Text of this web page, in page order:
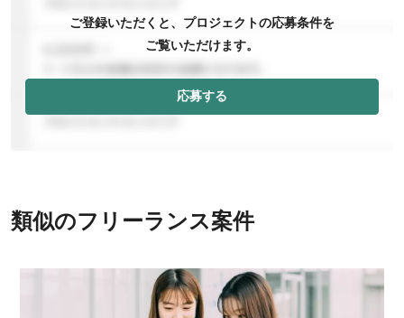
ご登録いただくと、プロジェクトの応募条件を
ご覧いただけます。
応募する
類似のフリーランス案件